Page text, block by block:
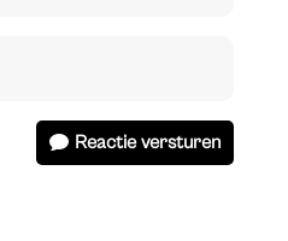
Reactie versturen